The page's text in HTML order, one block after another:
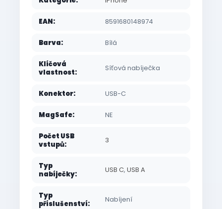
EAN: 8591680148974
Barva: Bílá
Klíčová
vlastnost: Síťová nabíječka
Konektor: USB-C
MagSafe: NE
Počet USB
vstupů: 3
Typ
nabíječky: USB C, USB A
Typ
příslušenství: Nabíjení